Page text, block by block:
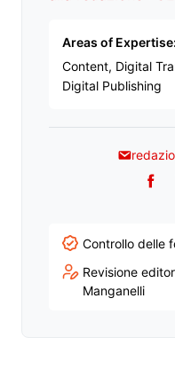
Areas of Expertise:
Content, Digital
Digital Publishing
Controllo delle
Revisione
Manganelli